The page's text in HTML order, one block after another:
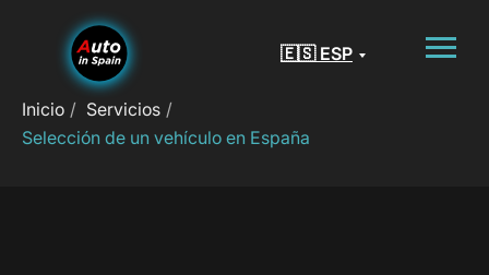
🇪🇸 ESP
Inicio / Servicios /
Selección de un vehículo en España